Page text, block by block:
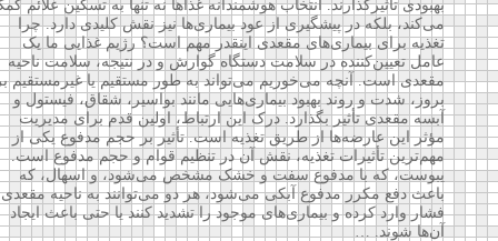
بهبودی تأثیرگذارند. انتخاب هوشمندانه غذاها نه تنها به تسکین علائم کمک
می‌کند، بلکه در پیشگیری از عود بیماری‌ها نیز نقش کلیدی دارد. چرا
تغذیه برای بیماری‌های مقعدی اینقدر مهم است؟ رژیم غذایی ما یک
عامل تعیین‌کننده در سلامت دستگاه گوارش و در نتیجه، سلامت ناحیه
مقعدی است. آنچه می‌خوریم می‌تواند به طور مستقیم یا غیرمستقیم بر
بروز، شدت و روند بهبود بیماری‌هایی مانند بواسیر، شقاق، فیستول و
آبسه مقعدی تأثیر بگذارد. درک این ارتباط، اولین قدم برای مدیریت
مؤثر این عارضه‌ها از طریق تغذیه است. تأثیر بر حجم مدفوع یکی از
مهم‌ترین تأثیرات تغذیه، نقش آن در تنظیم قوام و حجم مدفوع است.
یبوست، که با مدفوع سفت و خشک مشخص می‌شود، و اسهال، که
باعث دفع مکرر مدفوع آبکی می‌شود، هر دو می‌توانند به ناحیه مقعدی
فشار وارد کرده و بیماری‌های موجود را تشدید کنند یا حتی باعث ایجاد
آن‌ها شوند. …